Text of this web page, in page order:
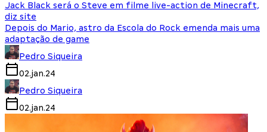
Jack Black será o Steve em filme live-action de Minecraft,
diz site
Depois do Mario, astro da Escola do Rock emenda mais uma
adaptação de game
Pedro Siqueira
02.jan.24
Pedro Siqueira
02.jan.24